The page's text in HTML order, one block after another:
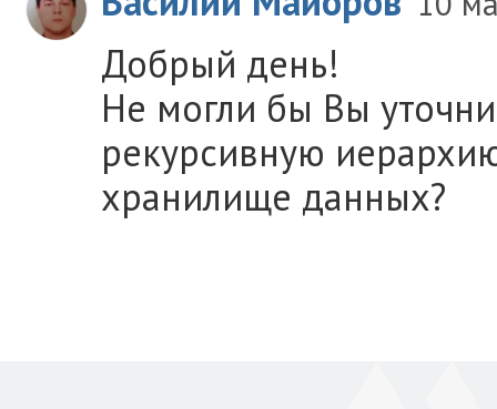
Добрый день!
Не могли бы Вы
рекурсивную
хранилище данных?